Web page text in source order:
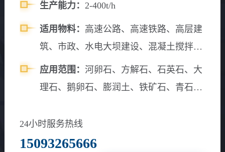
生产能力： 2-400t/h
适用物料： 高速公路、高速铁路、高层建
筑、市政、水电大坝建设、混凝土搅拌
站、砂石料场等。
应用范围： 河卵石、方解石、石英石、大
理石、鹅卵石、膨润土、铁矿石、青石、
花岗岩、玄武岩等
24小时服务热线
15093265666